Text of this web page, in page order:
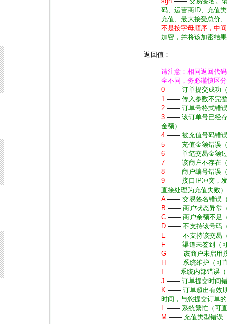
码、运营商ID、充值
充值、最大接受总价
不是按字母顺序，中
加密，并将该加密结
返回值：
请注意：相同返回代
全不同，务必谨慎区
0 —— 订单提交成功
1 —— 传入参数不完
2 —— 订单号格式错
3 —— 该订单号已经
金额）
4 —— 被充值号码错
5 —— 充值金额错误
6 —— 单笔交易金额
7 —— 该商户不存在
8 —— 商户编号错误
9 —— 接口IP冲突，
直接处理为充值失败）
A—— 交易签名错误
B —— 商户状态异常
C —— 商户余额不足
D —— 不支持该号码
E —— 不支持该交易
F —— 渠道未签到（
G —— 该商户未启用
H —— 系统维护（可
—— 系统内部错误
J —— 订单提交时间
K —— 订单超出有效
时间，与您提交订单
L —— 系统繁忙（可
M —— 充值类型错误